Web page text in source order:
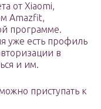
от Xiaomi,
Amazfit,
программе.
уже есть профиль
в
и им.
приступать к